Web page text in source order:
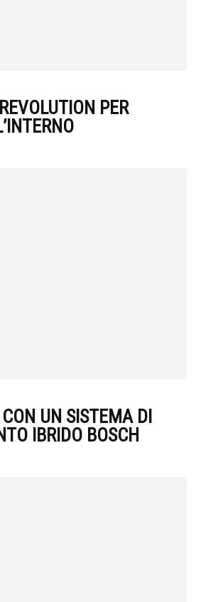
PER
UN SISTEMA DI
IBRIDO BOSCH